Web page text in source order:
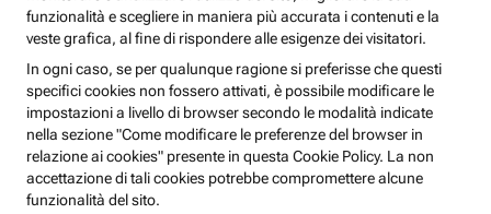
funzionalità e scegliere in maniera più accurata i contenuti e la
veste grafica, al fine di rispondere alle esigenze dei visitatori.
In ogni caso, se per qualunque ragione si preferisse che questi
specifici cookies non fossero attivati, è possibile modificare le
impostazioni a livello di browser secondo le modalità indicate
nella sezione "Come modificare le preferenze del browser in
relazione ai cookies" presente in questa Cookie Policy. La non
accettazione di tali cookies potrebbe compromettere alcune
funzionalità del sito.